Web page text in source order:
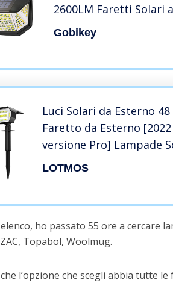
2600LM Faretti Solari
Esterno Lampada
Esterno con Sensore di
Gobikey
Luci Solari da Esterno 48
Faretto da Esterno
versione Pro] Lampade
Giardino 3 Livelli di
LOTMOS
ho passato 55 ore a cercare
Topabol, Woolmug.
l’opzione che scegli abbia tutte